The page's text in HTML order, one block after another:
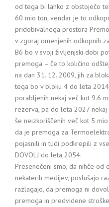
od tega bi lahko z obstoječo
60 mio ton, vendar je to
pridobivalnega prostora
v zgoraj omenjenih odkopnih
B6 bo v svoji življenjski dobi
premoga – če to količino
na dan 31. 12. 2009, jih za
tega bo v bloku 4 do leta
porabljenih nekaj več kot 9.6
rezerva, pa do leta 2027
še neizkoriščenih več kot 5
da je premoga za
pojasnili in tudi podkrepili z
DOVOLJ do leta 2054.
Presenečeni smo, da nihče od
nekaterih medijev, poslušajo
razlagajo, da premoga ni
premoga in predvidene